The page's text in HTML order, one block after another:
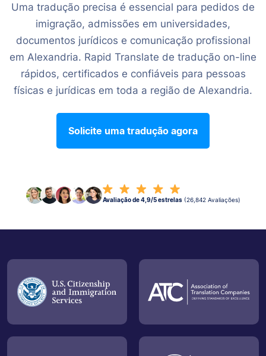
Uma tradução precisa é essencial para pedidos de
imigração, admissões em universidades,
documentos jurídicos e comunicação profissional
em Alexandria. Rapid Translate de tradução on-line
rápidos, certificados e confiáveis para pessoas
físicas e jurídicas em toda a região de Alexandria.
Solicite uma tradução agora
Avaliação de 4,9/5 estrelas (26,842 Avaliações)